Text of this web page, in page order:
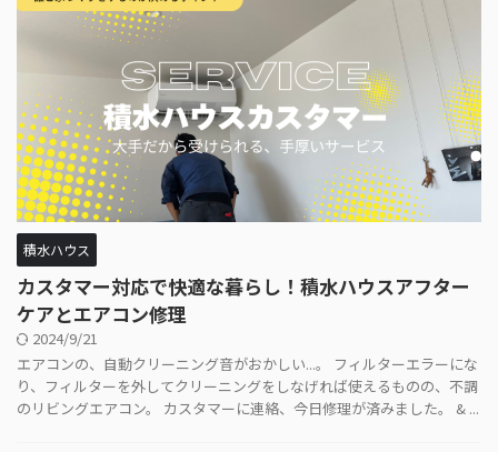
積水ハウス
カスタマー対応で快適な暮らし！積水ハウスアフター
ケアとエアコン修理
2024/9/21
エアコンの、自動クリーニング音がおかしい...。 フィルターエラーにな
り、フィルターを外してクリーニングをしなげれば使えるものの、不調
のリビングエアコン。 カスタマーに連絡、今日修理が済みました。 & ...